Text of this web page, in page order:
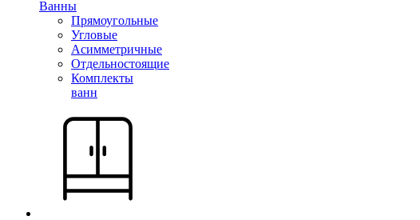
Ванны
Прямоугольные
Угловые
Асимметричные
Отдельностоящие
Комплекты
ванн